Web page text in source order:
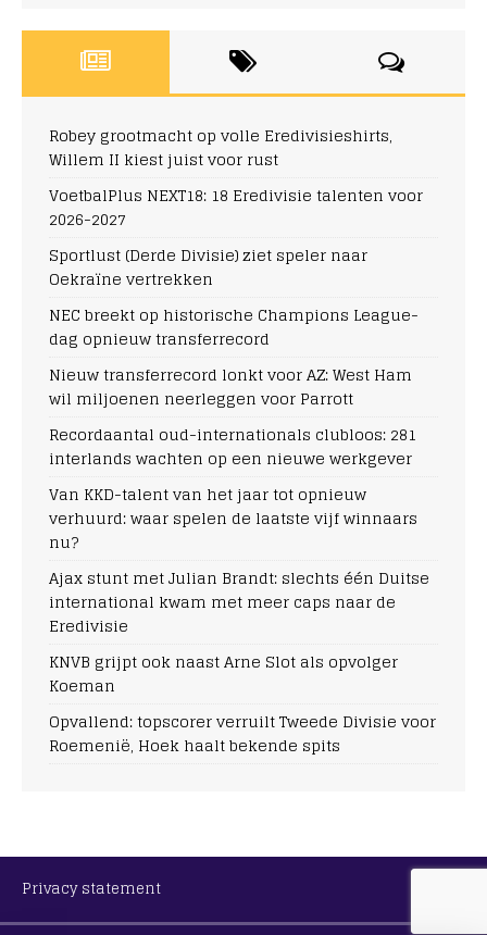
Robey grootmacht op volle Eredivisieshirts,
Willem II kiest juist voor rust
VoetbalPlus NEXT18: 18 Eredivisie talenten voor
2026-2027
Sportlust (Derde Divisie) ziet speler naar
Oekraïne vertrekken
NEC breekt op historische Champions League-
dag opnieuw transferrecord
Nieuw transferrecord lonkt voor AZ: West Ham
wil miljoenen neerleggen voor Parrott
Recordaantal oud-internationals clubloos: 281
interlands wachten op een nieuwe werkgever
Van KKD-talent van het jaar tot opnieuw
verhuurd: waar spelen de laatste vijf winnaars
nu?
Ajax stunt met Julian Brandt: slechts één Duitse
international kwam met meer caps naar de
Eredivisie
KNVB grijpt ook naast Arne Slot als opvolger
Koeman
Opvallend: topscorer verruilt Tweede Divisie voor
Roemenië, Hoek haalt bekende spits
Privacy statement